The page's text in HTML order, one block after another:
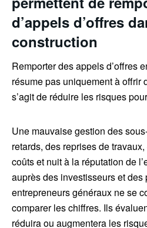
d’appels d’offres
construction
Remporter des appels d’offres
résume pas uniquement à offrir
s’agit de réduire les risques
Une mauvaise gestion des
retards, des reprises de
coûts et nuit à la réputation de
auprès des investisseurs et des
entrepreneurs généraux ne se
comparer les chiffres. Ils
réduira ou augmentera les